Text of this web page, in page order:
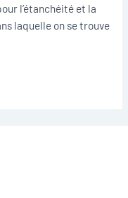
l’étanchéité et la
laquelle on se trouve